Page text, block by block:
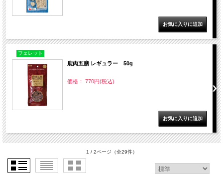
フェレット
鹿肉五膳 レギュラー 50g
価格： 770円(税込)
1 / 2ページ （全29件）